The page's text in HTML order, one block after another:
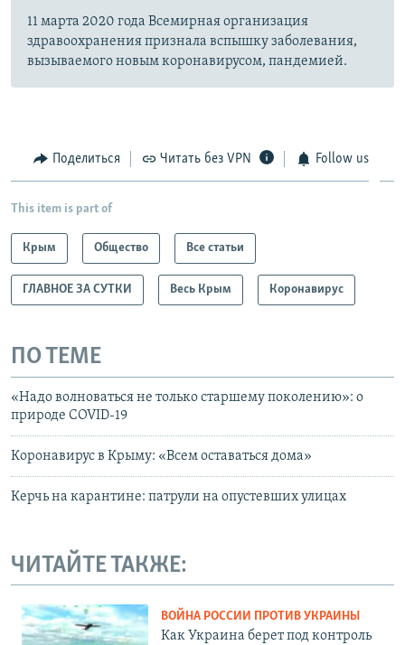
11 марта 2020 года Всемирная организация
здравоохранения признала вспышку заболевания,
вызываемого новым коронавирусом, пандемией.
Поделиться Читать без VPN Follow us
This item is part of
Крым Общество Все статьи
ГЛАВНОЕ ЗА СУТКИ Весь Крым Коронавирус
ПО ТЕМЕ
«Надо волноваться не только старшему поколению»: о
природе COVID-19
Коронавирус в Крыму: «Всем оставаться дома»
Керчь на карантине: патрули на опустевших улицах
ЧИТАЙТЕ ТАКЖЕ:
ВОЙНА РОССИИ ПРОТИВ УКРАИНЫ
Как Украина берет под контроль